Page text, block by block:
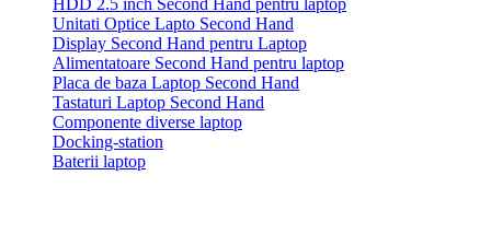
HDD 2.5 inch Second Hand pentru laptop
Unitati Optice Lapto Second Hand
Display Second Hand pentru Laptop
Alimentatoare Second Hand pentru laptop
Placa de baza Laptop Second Hand
Tastaturi Laptop Second Hand
Componente diverse laptop
Docking-station
Baterii laptop